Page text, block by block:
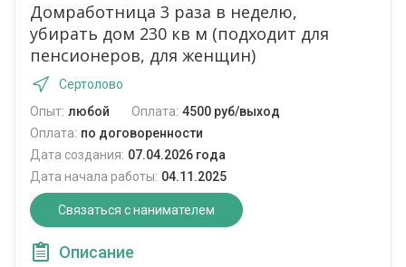
Домработница 3 раза в неделю,
убирать дом 230 кв м (подходит для
пенсионеров, для женщин)
Сертолово
Опыт: любой Оплата: 4500 руб/выход
Оплата: по договоренности
Дата создания: 07.04.2026 года
Дата начала работы: 04.11.2025
Связаться с нанимателем
Описание